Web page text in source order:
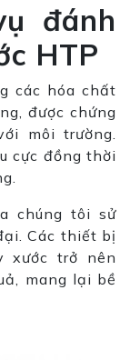
đánh
HTP
các hóa chất
được chứng
môi trường.
cực đồng thời
chúng tôi sử
Các thiết bị
xước trở nên
mang lại bề